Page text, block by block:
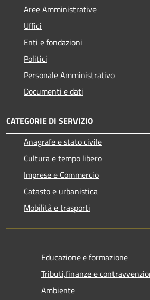
Aree Amministrative
Uffici
Enti e fondazioni
Politici
Personale Amministrativo
Documenti e dati
CATEGORIE DI SERVIZIO
Anagrafe e stato civile
Cultura e tempo libero
Imprese e Commercio
Catasto e urbanistica
Mobilità e trasporti
Educazione e formazione
Tributi,finanze e
Ambiente